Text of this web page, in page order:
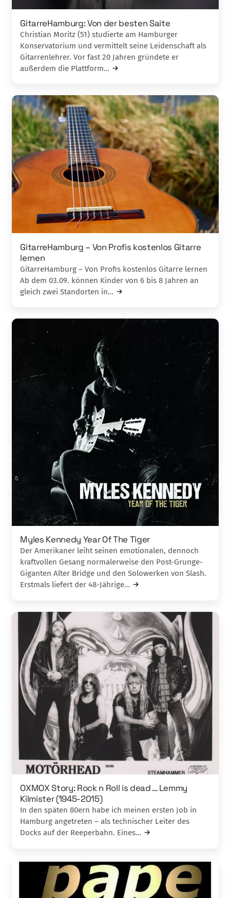
GitarreHamburg: Von der besten Saite
Christian Moritz (51) studierte am Hamburger
Konservatorium und vermittelt seine Leidenschaft als
Gitarrenlehrer. Vor fast 20 Jahren gründete er
außerdem die Plattform…
GitarreHamburg – Von Profis kostenlos Gitarre
lernen
GitarreHamburg – Von Profis kostenlos Gitarre lernen
Ab dem 03.09. können Kinder von 6 bis 8 Jahren an
gleich zwei Standorten in…
Myles Kennedy Year Of The Tiger
Der Amerikaner leiht seinen emotionalen, den­noch
kraftvollen Gesang normalerweise den Post-Grunge-
Giganten Alter Bridge und den Solowerken von Slash.
Erstmals liefert der 48-Jährige…
OXMOX Story: Rock n Roll is dead … Lemmy
Kilmister (1945-2015)
In den späten 80ern habe ich meinen ersten Job in
Hamburg angetreten – als technischer Leiter des
Docks auf der Reeperbahn. Eines…